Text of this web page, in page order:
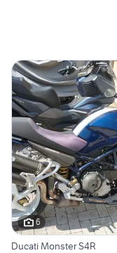
6
Ducati Monster S4R